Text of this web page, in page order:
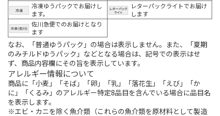
冷凍ゆうパックでお届けし
ます。
レターパックライトでお届け
します
佐川急便でのお届けとなり
ます
なお、「普通ゆうパック」の場合は表示しません。また、「夏期
のみチルドゆうパック」などとなる場合は、記号での表示はせ
ず、商品内容欄にその旨を表示しています。
アレルギー情報について
商品に「小麦」「そば」「卵」「乳」「落花生」「えび」「か
に」「くるみ」のアレルギー特定8品目を含んでいる場合に品目名
を表示します。
※エビ・カニを除く魚介類（これらの魚介類を原材料として製造